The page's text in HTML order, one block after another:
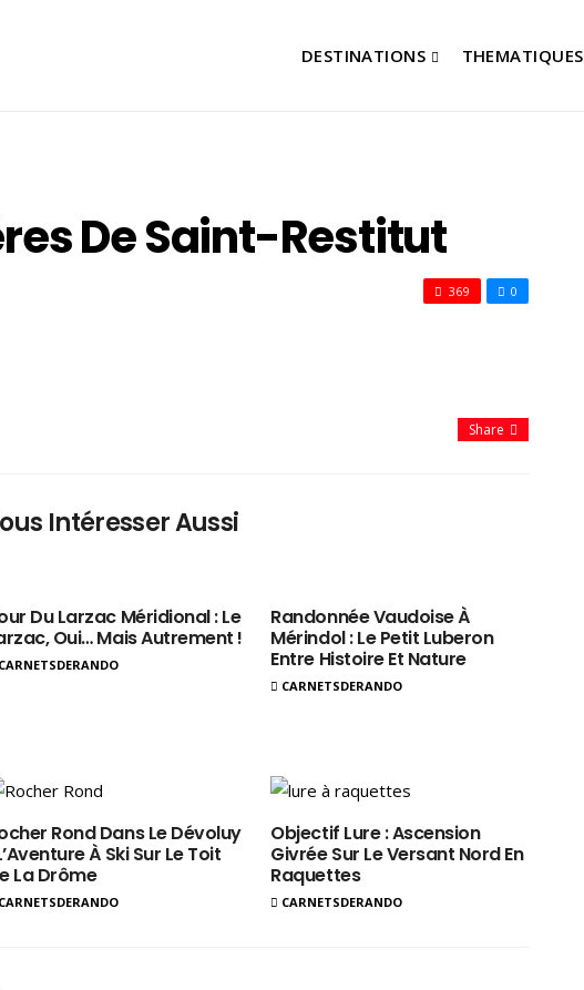
DESTINATIONS THEMATIQUES
De Saint-Restitut
0
369
Share
Intéresser Aussi
Du Larzac Méridional : Le
Oui… Mais Autrement !
CARNETSDERANDO
Randonnée Vaudoise À
Mérindol : Le Petit Luberon
Entre Histoire Et Nature
CARNETSDERANDO
Rond Dans Le Dévoluy
À Ski Sur Le Toit
La Drôme
CARNETSDERANDO
Objectif Lure : Ascension
Givrée Sur Le Versant Nord En
Raquettes
CARNETSDERANDO